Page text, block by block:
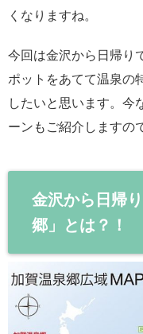
くなりますね。
今回は金沢から日帰り
ポットをあてて温泉の
したいと思います。今
ーンもご紹介しますの
金沢から日帰
郷」とは？！